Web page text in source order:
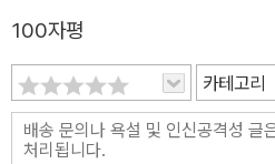
100자평
카테고리